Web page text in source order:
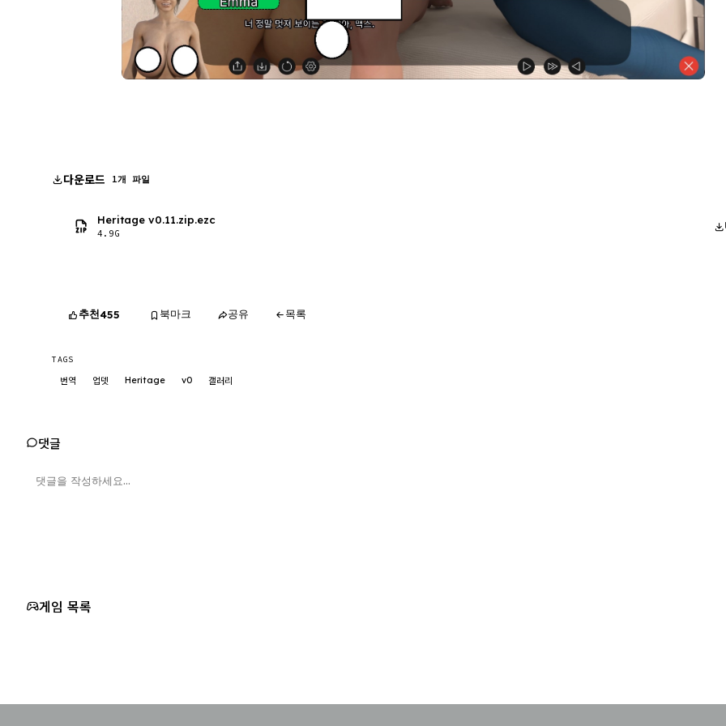
다운로드 1개 파일
Heritage v0.11.zip.ezc
4.9G
추천455 북마크 공유 목록
TAGS
번역 업뎃 Heritage v0 갤러리
댓글
게임 목록